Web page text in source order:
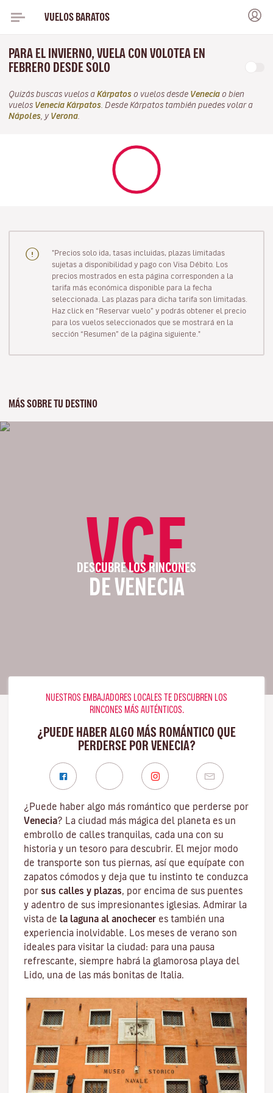
VUELOS BARATOS
PARA EL INVIERNO, VUELA CON VOLOTEA EN
FEBRERO DESDE SOLO
Quizás buscas vuelos a Kárpatos o vuelos desde Venecia o bien
vuelos Venecia Kárpatos . Desde Kárpatos también puedes volar a
Nápoles , y Verona
"Precios solo ida, tasas incluidas, plazas limitadas
sujetas a disponibilidad y pago con Visa Débito. Los
precios mostrados en esta página corresponden a la
tarifa más económica disponible para la fecha
seleccionada. Las plazas para dicha tarifa son limitadas.
Haz click en “Reservar vuelo” y podrás obtener el precio
para los vuelos seleccionados que se mostrará en la
sección “Resumen” de la página siguiente."
MÁS SOBRE TU DESTINO
VCE
DESCUBRE LOS RINCONES
DE VENECIA
NUESTROS EMBAJADORES LOCALES TE DESCUBREN LOS
RINCONES MÁS AUTÉNTICOS.
¿PUEDE HABER ALGO MÁS ROMÁNTICO QUE
PERDERSE POR VENECIA?
¿Puede haber algo más romántico que perderse por
Venecia? La ciudad más mágica del planeta es un
embrollo de calles tranquilas, cada una con su
historia y un tesoro para descubrir. El mejor modo
de transporte son tus piernas, así que equípate con
zapatos cómodos y deja que tu instinto te conduzca
por sus calles y plazas, por encima de sus puentes
y adentro de sus impresionantes iglesias. Admirar la
vista de la laguna al anochecer es también una
experiencia inolvidable. Los meses de verano son
ideales para visitar la ciudad: para una pausa
refrescante, siempre habrá la glamorosa playa del
Lido, una de las más bonitas de Italia.